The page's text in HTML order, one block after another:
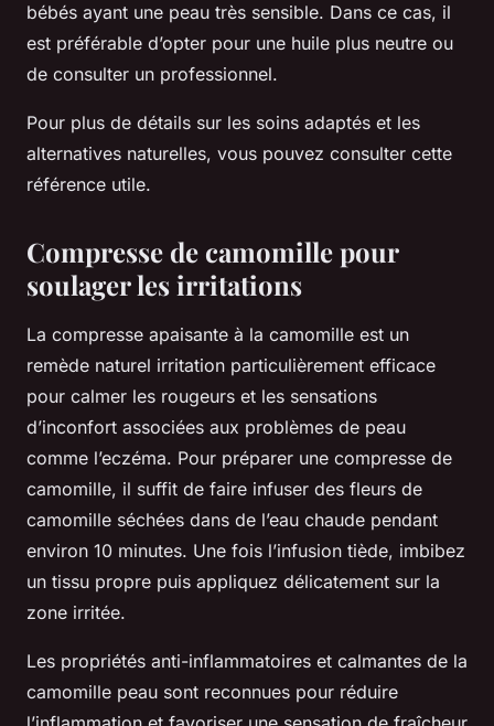
bébés ayant une peau très sensible. Dans ce cas, il
est préférable d’opter pour une huile plus neutre ou
de consulter un professionnel.
Pour plus de détails sur les soins adaptés et les
alternatives naturelles, vous pouvez consulter cette
référence utile.
Compresse de camomille pour
soulager les irritations
La compresse apaisante à la camomille est un
remède naturel irritation particulièrement efficace
pour calmer les rougeurs et les sensations
d’inconfort associées aux problèmes de peau
comme l’eczéma. Pour préparer une compresse de
camomille, il suffit de faire infuser des fleurs de
camomille séchées dans de l’eau chaude pendant
environ 10 minutes. Une fois l’infusion tiède, imbibez
un tissu propre puis appliquez délicatement sur la
zone irritée.
Les propriétés anti-inflammatoires et calmantes de la
camomille peau sont reconnues pour réduire